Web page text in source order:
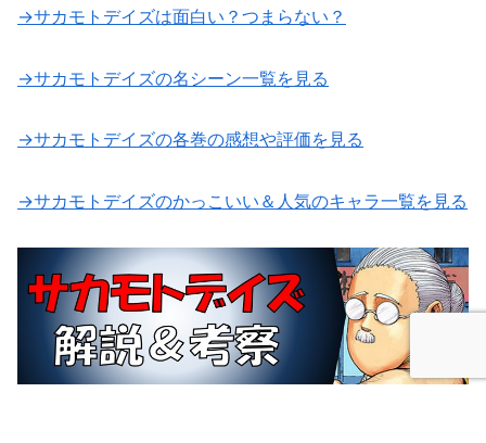
→サカモトデイズは面白い？つまらない？
→サカモトデイズの名シーン一覧を見る
→サカモトデイズの各巻の感想や評価を見る
→サカモトデイズのかっこいい＆人気のキャラ一覧を見る